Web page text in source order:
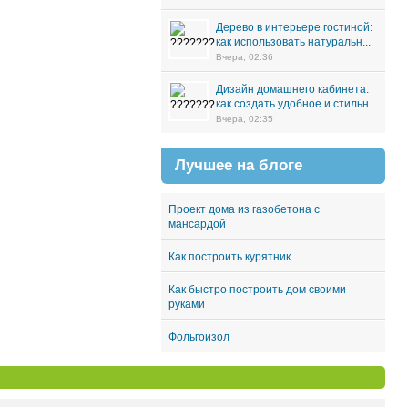
Дерево в интерьере гостиной:
как использовать натуральн...
Вчера, 02:36
Дизайн домашнего кабинета:
как создать удобное и стильн...
Вчера, 02:35
Лучшее на блоге
Проект дома из газобетона с
мансардой
Как построить курятник
Как быстро построить дом своими
руками
Фольгоизол